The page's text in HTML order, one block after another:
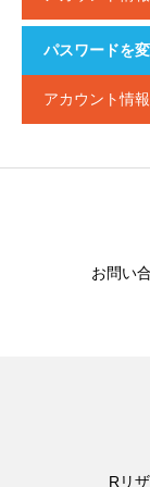
パスワードを
アカウント情報
お問い
Rリ